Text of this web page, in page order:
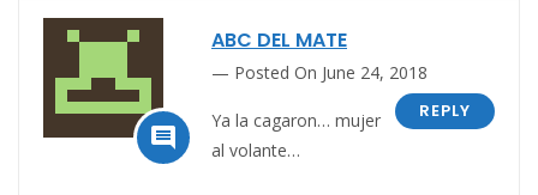

ABC DEL MATE
Posted On June 24, 2018
REPLY
Ya la cagaron… mujer
al volante…